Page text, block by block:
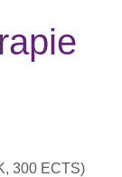
300 ECTS)